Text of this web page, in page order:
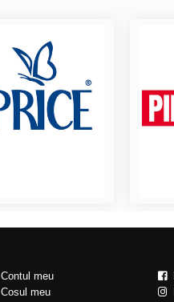
Contul meu
Cosul meu